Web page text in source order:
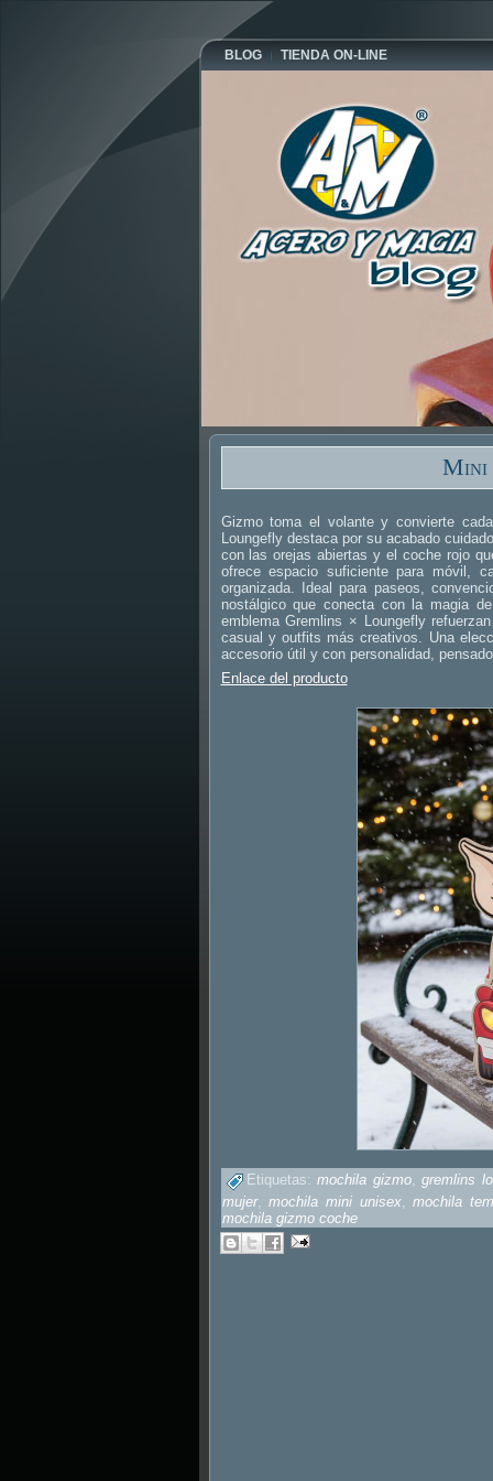
BLOG TIENDA ON-LINE
Mini
Gizmo toma el volante y convierte
Loungefly destaca por su acabado
con las orejas abiertas y el coche rojo
ofrece espacio suficiente para móvil,
organizada. Ideal para paseos,
nostálgico que conecta con la magia
emblema Gremlins × Loungefly
casual y outfits más creativos. Una
accesorio útil y con personalidad,
Enlace del producto
Etiquetas:mochila gizmo,gremlins
mujer,mochila mini unisex,mochila
mochila gizmo coche